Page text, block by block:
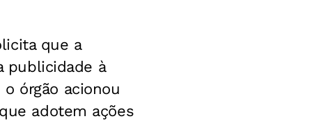
que a
publicidade à
órgão acionou
adotem ações